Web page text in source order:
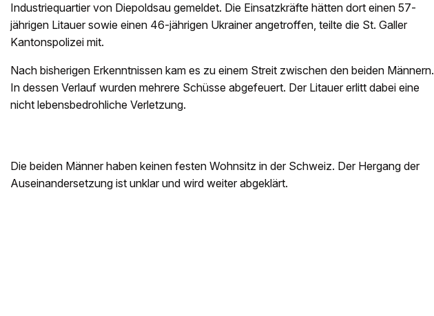
Industriequartier von Diepoldsau gemeldet. Die Einsatzkräfte hätten dort einen 57-
jährigen Litauer sowie einen 46-jährigen Ukrainer angetroffen, teilte die St. Galler
Kantonspolizei mit.
Nach bisherigen Erkenntnissen kam es zu einem Streit zwischen den beiden Männern.
In dessen Verlauf wurden mehrere Schüsse abgefeuert. Der Litauer erlitt dabei eine
nicht lebensbedrohliche Verletzung.
Die beiden Männer haben keinen festen Wohnsitz in der Schweiz. Der Hergang der
Auseinandersetzung ist unklar und wird weiter abgeklärt.